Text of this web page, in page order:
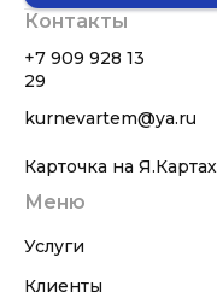
Контакты
+7 909 928 13
29
kurnevartem@ya.ru
Карточка на Я.Картах
Меню
Услуги
Клиенты